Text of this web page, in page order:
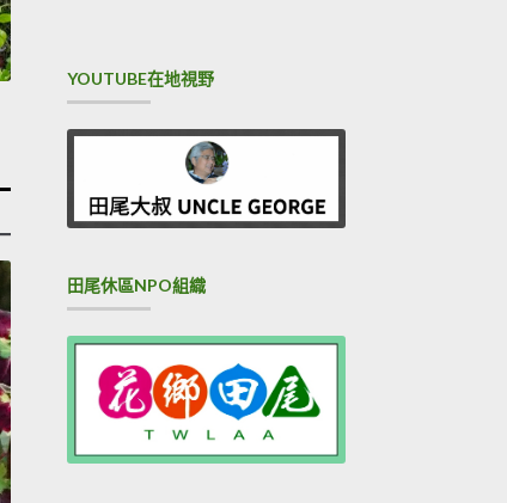
YOUTUBE在地視野
田尾休區NPO組織